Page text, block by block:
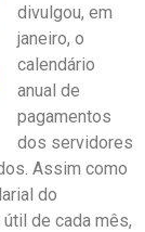
divulgou, em
janeiro, o
calendário
anual de
pagamentos
dos servidores
Assim como
do
de cada mês,